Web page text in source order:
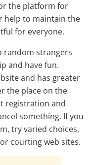
the platform for
help to maintain the
for everyone.
random strangers
and have fun.
and has greater
the place on the
registration and
something. If you
try varied choices,
courting web sites.